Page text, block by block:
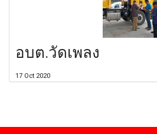
อบต.วัดเพลง
17 Oct 2020